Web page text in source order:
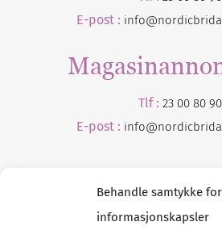
Behandle samtykke for
informasjonskapsler
E-post :
Tlf : 23 00 80 90
E-post : info@